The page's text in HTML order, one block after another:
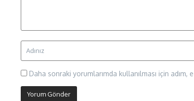
Daha sonraki yorumlarımda kullanılması için